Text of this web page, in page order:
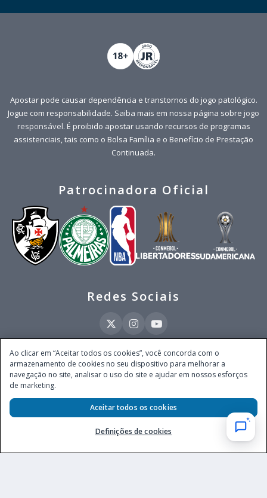
Apostar pode causar dependência e transtornos do jogo patológico.
Jogue com responsabilidade. Saiba mais em nossa página sobre jogo
responsável. É proibido apostar usando recursos de programas
assistenciais, tais como o Bolsa Família e o Benefício de Prestação
Continuada.
Patrocinadora Oficial
Redes Sociais
Este site é operado pela Ventmear Brasil LTDA (CNPJ 52.868.380/0001-84), com
endereço na Avenida Brigadeiro Faria Lima, nº 4.055, 3º andar, Itaim Bibi, no
Município de São Paulo, Estado de São Paulo, CEP 04538-133, Brasil - empresa
autorizada a operar apostas de quota fixa em todo território nacional pela
Secretaria de Prêmios e Apostas do Ministério da Fazenda, conforme Portaria nº
247, de 07.02.2025, publicada no DOU em 11.2.2025.
Ao clicar em “Aceitar todos os cookies”, você concorda com o
armazenamento de cookies no seu dispositivo para melhorar a
navegação no site, analisar o uso do site e ajudar em nossos esforços
de marketing.
Definições de cookies
Aceitar todos os cookies